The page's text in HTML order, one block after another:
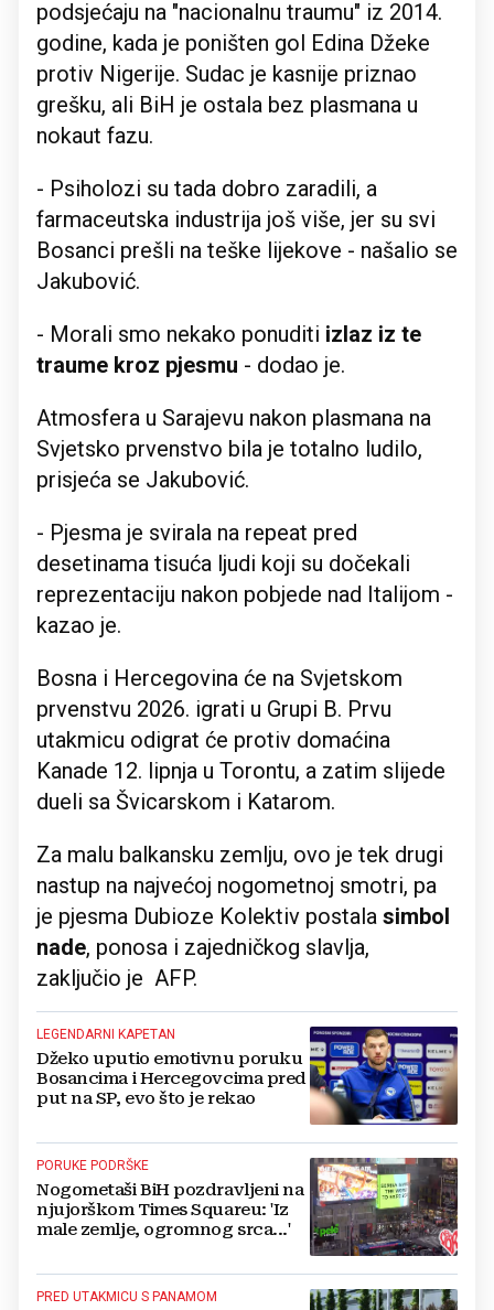
podsjećaju na "nacionalnu traumu" iz 2014.
godine, kada je poništen gol Edina Džeke
protiv Nigerije. Sudac je kasnije priznao
grešku, ali BiH je ostala bez plasmana u
nokaut fazu.
- Psiholozi su tada dobro zaradili, a
farmaceutska industrija još više, jer su svi
Bosanci prešli na teške lijekove - našalio se
Jakubović.
- Morali smo nekako ponuditi izlaz iz te
traume kroz pjesmu - dodao je.
Atmosfera u Sarajevu nakon plasmana na
Svjetsko prvenstvo bila je totalno ludilo,
prisjeća se Jakubović.
- Pjesma je svirala na repeat pred
desetinama tisuća ljudi koji su dočekali
reprezentaciju nakon pobjede nad Italijom -
kazao je.
Bosna i Hercegovina će na Svjetskom
prvenstvu 2026. igrati u Grupi B. Prvu
utakmicu odigrat će protiv domaćina
Kanade 12. lipnja u Torontu, a zatim slijede
dueli sa Švicarskom i Katarom.
Za malu balkansku zemlju, ovo je tek drugi
nastup na najvećoj nogometnoj smotri, pa
je pjesma Dubioze Kolektiv postala simbol
nade, ponosa i zajedničkog slavlja,
zaključio je AFP.
LEGENDARNI KAPETAN
Džeko uputio emotivnu poruku
Bosancima i Hercegovcima pred
put na SP, evo što je rekao
PORUKE PODRŠKE
Nogometaši BiH pozdravljeni na
njujorškom Times Squareu: 'Iz
male zemlje, ogromnog srca...'
PRED UTAKMICU S PANAMOM